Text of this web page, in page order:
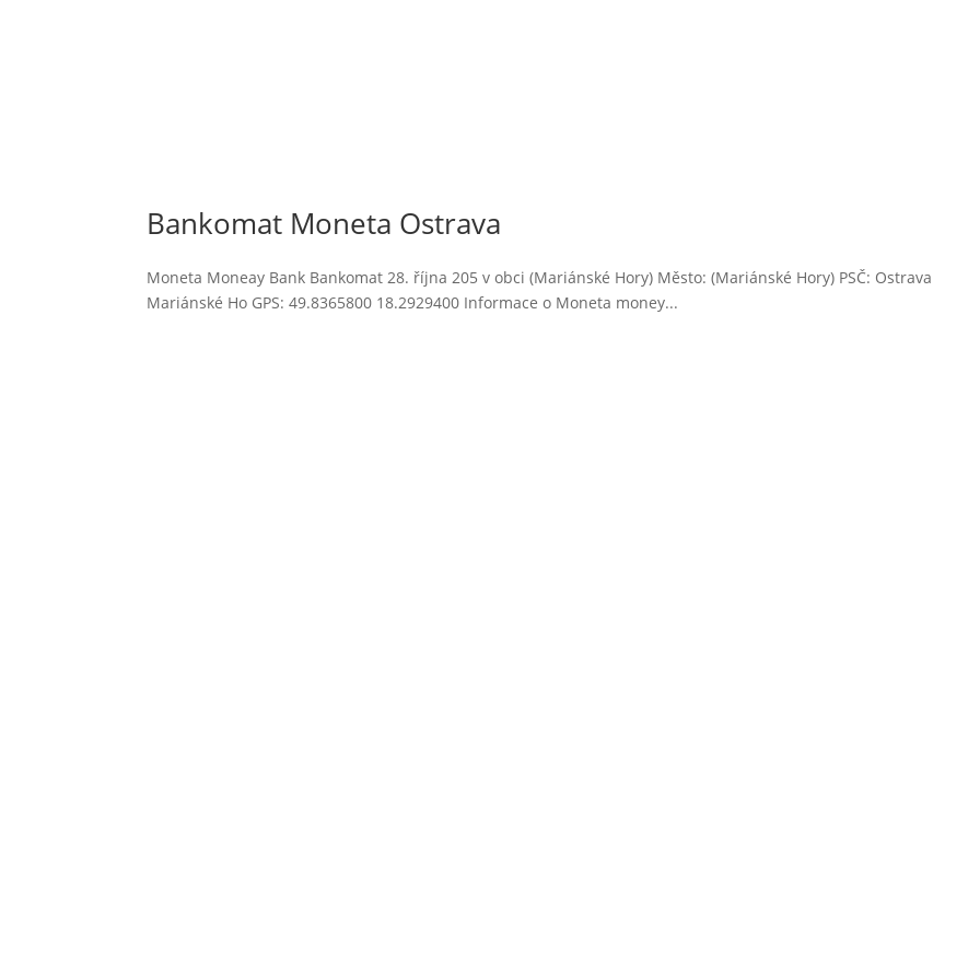
Bankomat Moneta Ostrava
Moneta Moneay Bank Bankomat 28. října 205 v obci (Mariánské Hory) Město: (Mariánské Hory) PSČ: Ostrava
Mariánské Ho GPS: 49.8365800 18.2929400 Informace o Moneta money...